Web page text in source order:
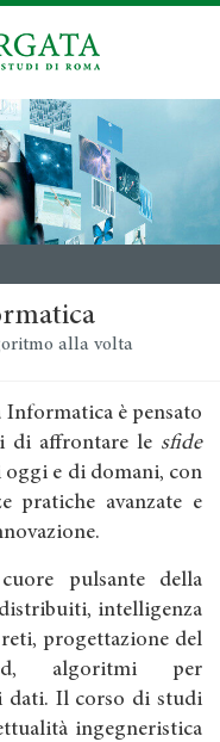
alla volta
è pensato
di affrontare le sfide
e di domani, con
pratiche avanzate e
pulsante della
intelligenza
progettazione del
algoritmi per
dati. Il corso di studi
ingegneristica